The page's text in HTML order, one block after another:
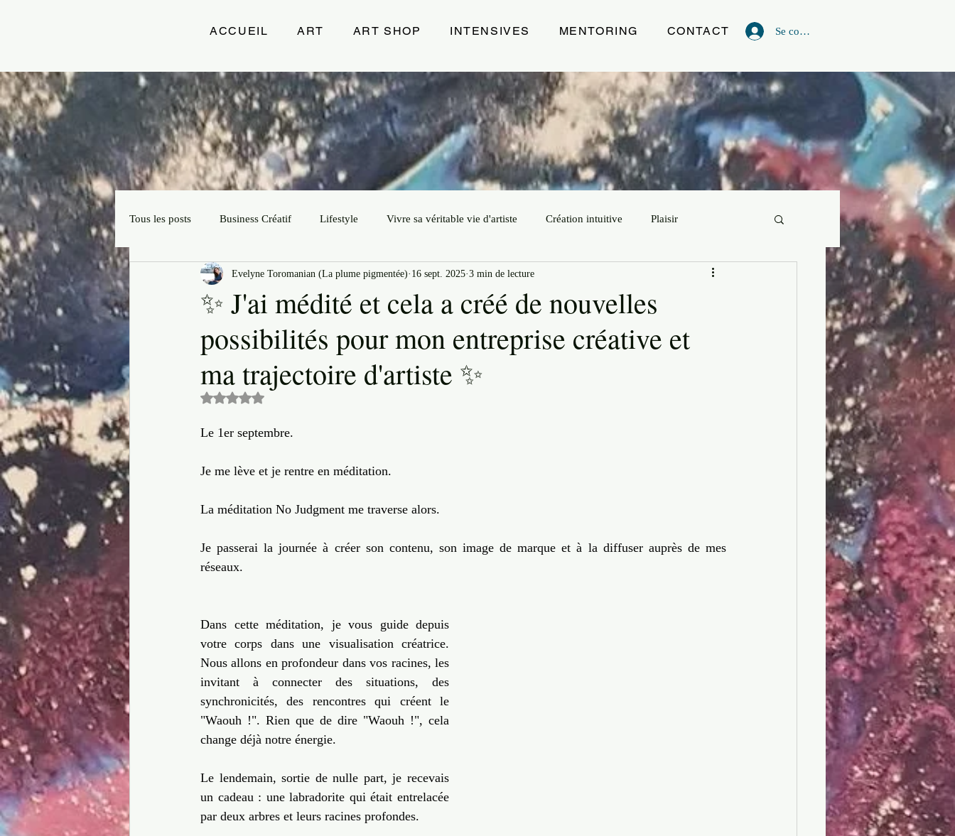
ACCUEIL ART ART SHOP INTENSIVES MENTORING CONTACT Se connecter
Tous les posts Business Créatif Lifestyle Vivre sa véritable vie d'artiste Création intuitive Plaisir
Projets Créatifs Slow Artpreneur Art Leadership Créatif Exposition Powerful Artist
Dire OUI à la vie Invisible & Intuition Self Care Quantique Artiste-Entrepreneur
Transformation créative Engagement
✨ J'ai médité et cela a créé de nouvelles
possibilités pour mon entreprise créative et
ma trajectoire d'artiste ✨
Evelyne Toromanian (La plume pigmentée) 16 sept. 2025 3 min de lecture
Noté NaN étoiles sur 5.
Le 1er septembre.
Je me lève et je rentre en méditation.
La méditation No Judgment me traverse alors.
Je passerai la journée à créer son contenu, son image de marque et à la diffuser auprès de mes
réseaux.
Dans cette méditation, je vous guide depuis
votre corps dans une visualisation créatrice.
Nous allons en profondeur dans vos racines, les
invitant à connecter des situations, des
synchronicités, des rencontres qui créent le
"Waouh !". Rien que de dire "Waouh !", cela
change déjà notre énergie.
Le lendemain, sortie de nulle part, je recevais
un cadeau : une labradorite qui était entrelacée
par deux arbres et leurs racines profondes.